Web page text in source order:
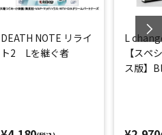
DEATH NOTE リライ
ト2 Lを継ぐ者
L
【スペ
ス版】